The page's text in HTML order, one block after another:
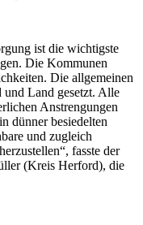
ist die wichtigste
Die Kommunen
Die allgemeinen
und Land gesetzt. Alle
Anstrengungen
dünner besiedelten
und zugleich
fasste der
(Kreis Herford), die